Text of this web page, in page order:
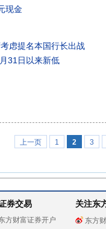
现金
虑提名本国行长出战
31日以来新低
上一页 1 2 3
券交易
方财富证券开户
关注东
东方